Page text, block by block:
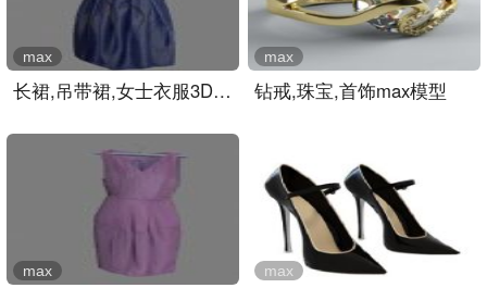
长裙,吊带裙,女士衣服3D模..
max
钻戒,珠宝,首饰max模型
max
max max